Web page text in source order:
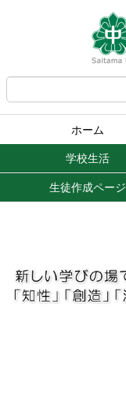
ホーム
学校生活
生徒作成ページ